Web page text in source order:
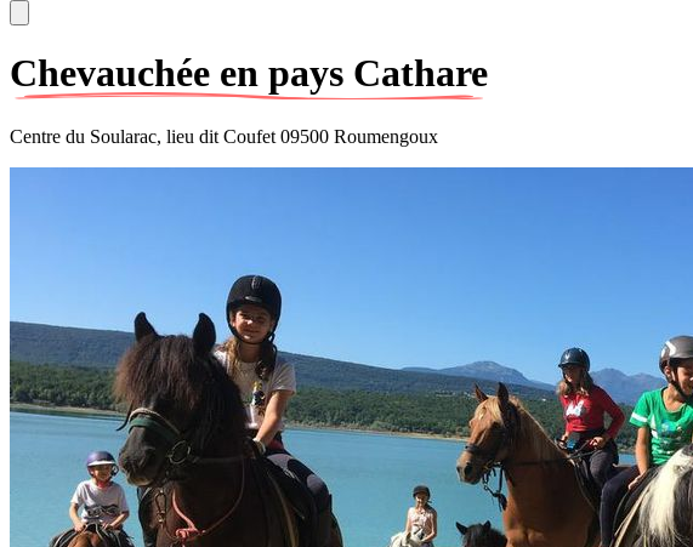
Chevauchée en pays Cathare
Centre du Soularac, lieu dit Coufet 09500 Roumengoux